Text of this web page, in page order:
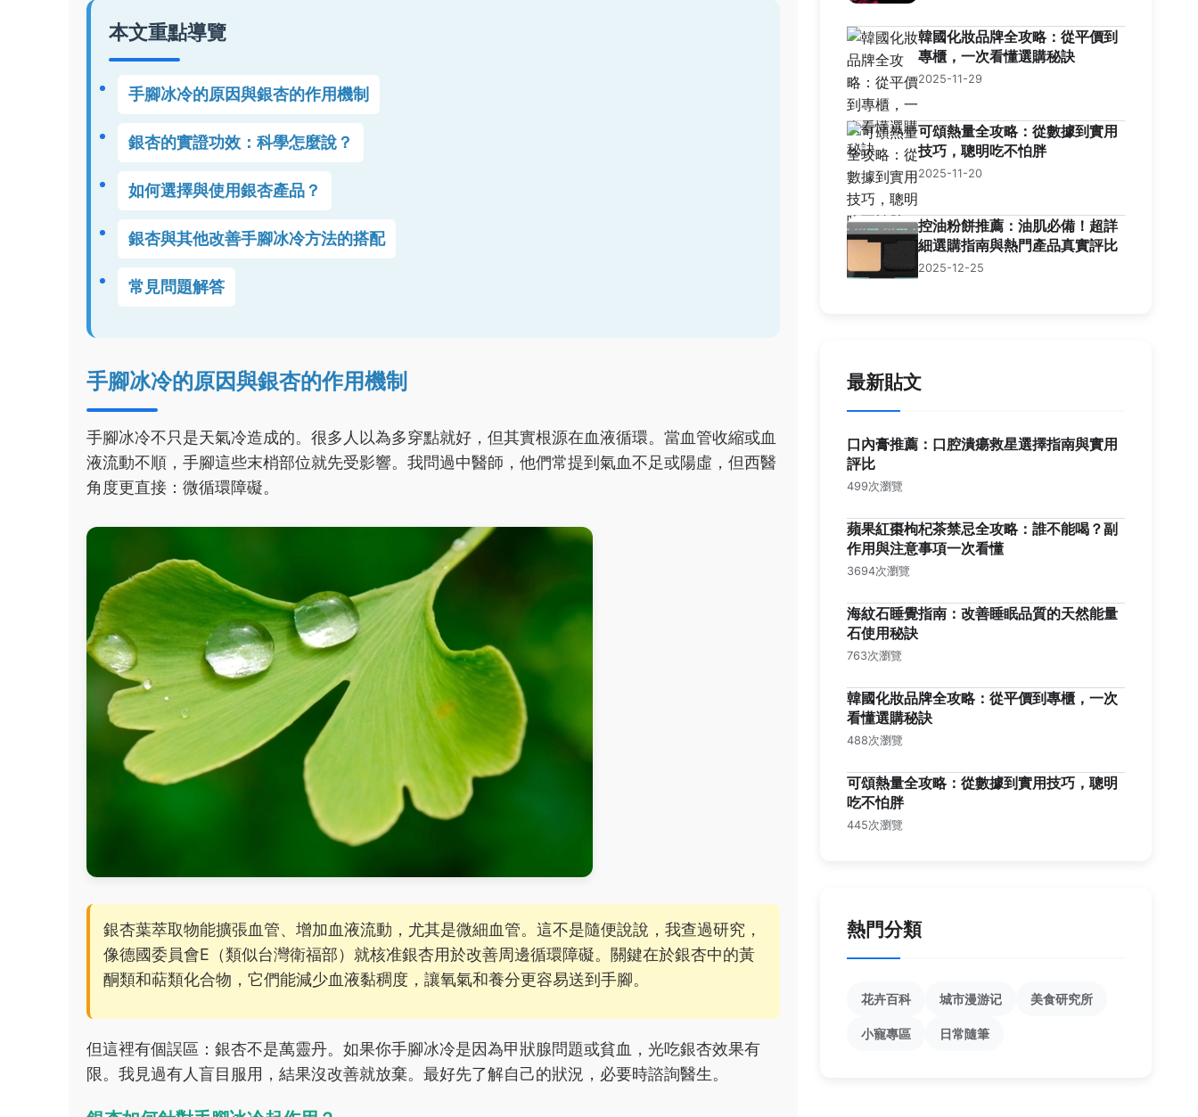
本文重點導覽
手腳冰冷的原因與銀杏的作用機制
銀杏的實證功效：科學怎麼說？
如何選擇與使用銀杏產品？
銀杏與其他改善手腳冰冷方法的搭配
常見問題解答
手腳冰冷的原因與銀杏的作用機制
手腳冰冷不只是天氣冷造成的。很多人以為多穿點就好，但其實根源在血液循環。當血管收縮或血
液流動不順，手腳這些末梢部位就先受影響。我問過中醫師，他們常提到氣血不足或陽虛，但西醫
角度更直接：微循環障礙。
銀杏葉萃取物能擴張血管、增加血液流動，尤其是微細血管。這不是隨便說說，我查過研究，
像德國委員會E（類似台灣衛福部）就核准銀杏用於改善周邊循環障礙。關鍵在於銀杏中的黃
酮類和萜類化合物，它們能減少血液黏稠度，讓氧氣和養分更容易送到手腳。
但這裡有個誤區：銀杏不是萬靈丹。如果你手腳冰冷是因為甲狀腺問題或貧血，光吃銀杏效果有
限。我見過有人盲目服用，結果沒改善就放棄。最好先了解自己的狀況，必要時諮詢醫生。
韓國化妝品牌全攻略：從平價到
專櫃，一次看懂選購秘訣
2025-11-29
可頌熱量全攻略：從數據到實用
技巧，聰明吃不怕胖
2025-11-20
控油粉餅推薦：油肌必備！超詳
細選購指南與熱門產品真實評比
2025-12-25
最新貼文
口內膏推薦：口腔潰瘍救星選擇指南與實用
評比
499次瀏覽
蘋果紅棗枸杞茶禁忌全攻略：誰不能喝？副
作用與注意事項一次看懂
3694次瀏覽
海紋石睡覺指南：改善睡眠品質的天然能量
石使用秘訣
763次瀏覽
韓國化妝品牌全攻略：從平價到專櫃，一次
看懂選購秘訣
488次瀏覽
可頌熱量全攻略：從數據到實用技巧，聰明
吃不怕胖
445次瀏覽
熱門分類
花卉百科 城市漫游记 美食研究所
小寵專區 日常隨筆